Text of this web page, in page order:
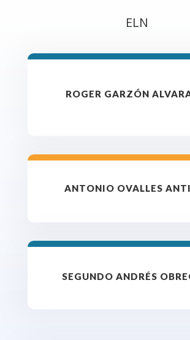
ELN
ROGER GARZÓN
ANTONIO OVALLES
SEGUNDO ANDRÉS